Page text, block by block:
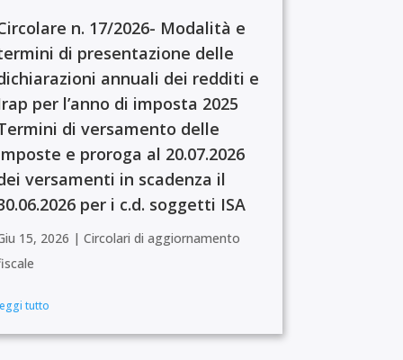
n. 17/2026- Modalità e
di presentazione delle
annuali dei redditi e
per l’anno di imposta 2025
di versamento delle
e proroga al 20.07.2026
versamenti in scadenza il
per i c.d. soggetti ISA
15, 2026 | Circolari di aggiornamento
tutto